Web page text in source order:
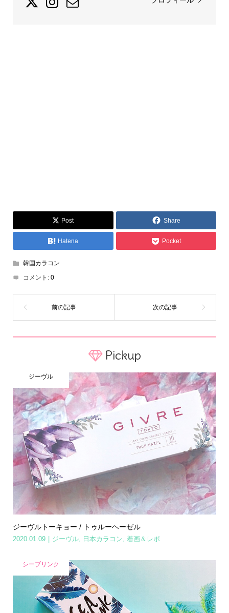
Post Share
Hatena Pocket
韓国カラコン
コメント: 0
Pickup
ジーヴル
ジーヴルトーキョー / トゥルーヘーゼル
2020.01.09 ジーヴル, 日本カラコン 着画＆レポ
シーブリンク